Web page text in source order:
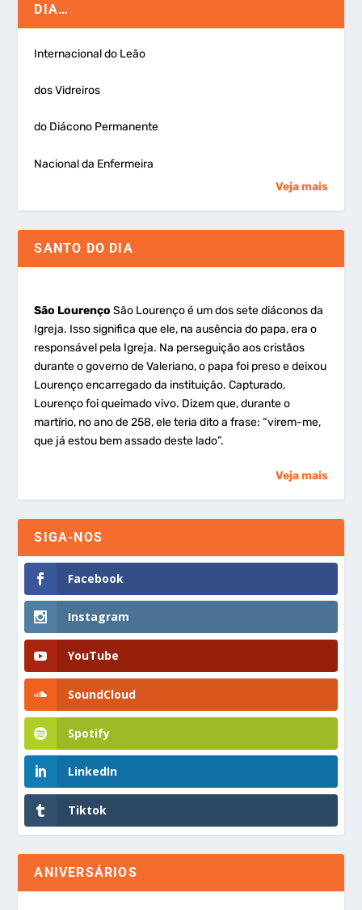
DIA…
Internacional do Leão
dos Vidreiros
do Diácono Permanente
Nacional da Enfermeira
Veja mais
SANTO DO DIA
São Lourenço São Lourenço é um dos sete diáconos da
Igreja. Isso significa que ele, na ausência do papa, era o
responsável pela Igreja. Na perseguição aos cristãos
durante o governo de Valeriano, o papa foi preso e deixou
Lourenço encarregado da instituição. Capturado,
Lourenço foi queimado vivo. Dizem que, durante o
martírio, no ano de 258, ele teria dito a frase: “virem-me,
que já estou bem assado deste lado”.
Veja mais
SIGA-NOS
Facebook
Instagram
YouTube
SoundCloud
Spotify
LinkedIn
Tiktok
ANIVERSÁRIOS